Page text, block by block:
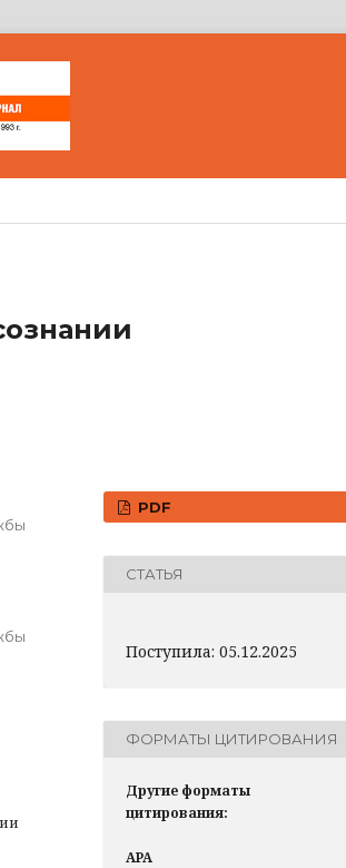
PDF
СТАТЬЯ
Поступила: 05.12.2025
ФОРМАТЫ ЦИТИРОВАНИЯ
Другие форматы
цитирования:
APA